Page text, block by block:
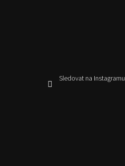
Sledovat na Instagramu